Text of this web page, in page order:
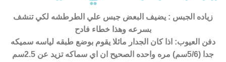
زياده الجبس : يضيف البعض جبس علي الطرطشه لكي تنشف
بسرعه وهذا خطاء فادح
دفن العيوب: اذا كان الجدار مائلا يقوم بوضع طبقه لياسه سميكه
جدا (5/6سم) مره واحده الصحيح ان اي سماكه تزيد عن 2.5سم